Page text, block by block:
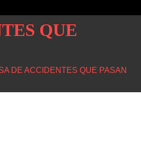
QUE
DE ACCIDENTES QUE PASAN